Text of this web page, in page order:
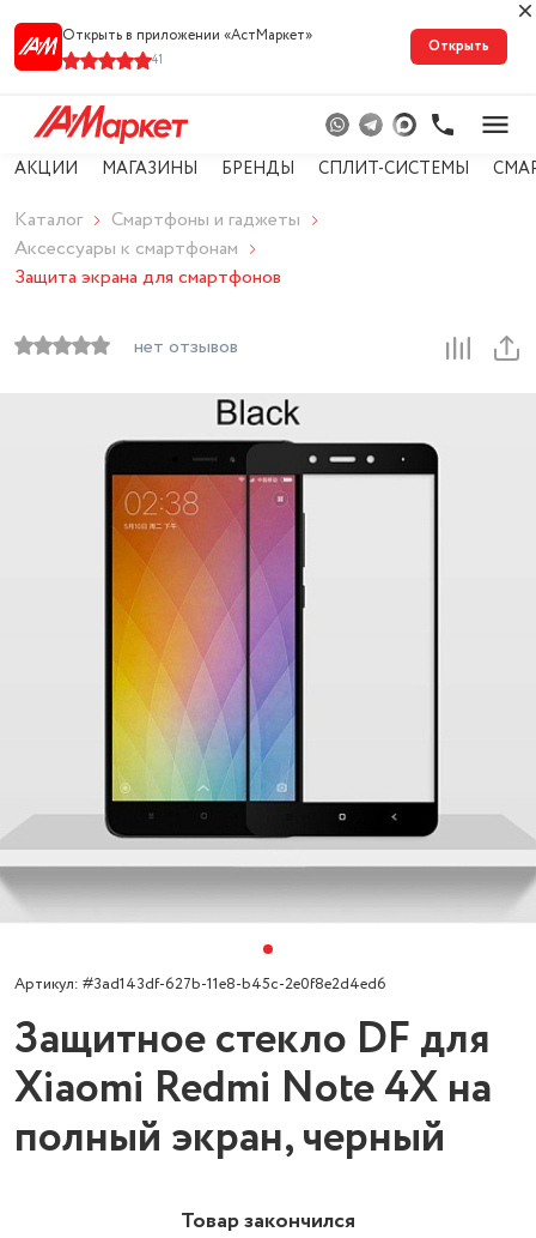
Открыть в приложении «АстМарке‪т‬»
41
Открыть
АКЦИИ МАГАЗИНЫ БРЕНДЫ СПЛИТ-СИСТЕМЫ
Каталог
Смартфоны и гаджеты
Аксессуары к смартфонам
Защита экрана для смартфонов
нет отзывов
Артикул: #3ad143df-627b-11e8-b45c-2e0f8e2d4ed6
Защитное стекло DF для
Xiaomi Redmi Note 4X на
полный экран, черный
Товар закончился